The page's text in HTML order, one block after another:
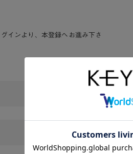
インより、本登録へお進み下さ